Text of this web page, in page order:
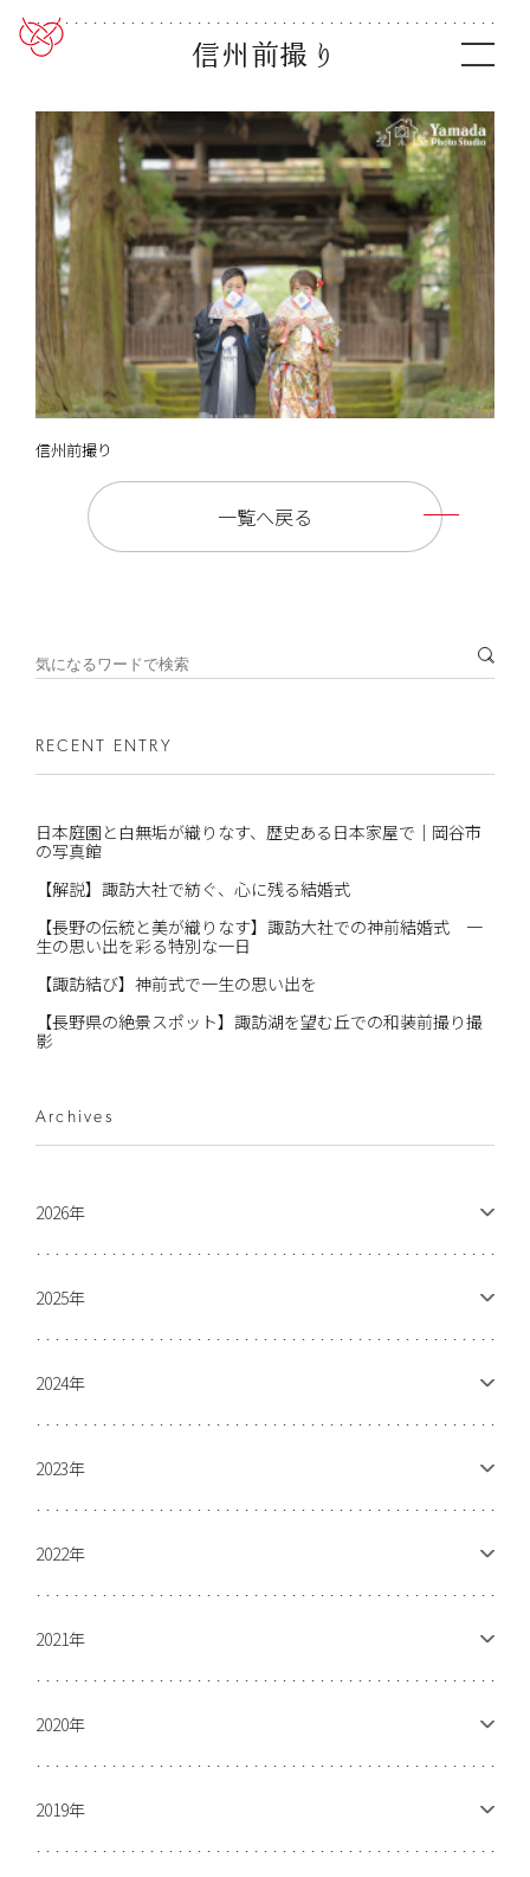
信州前撮り
信州前撮り
一覧へ戻る
RECENT ENTRY
日本庭園と白無垢が織りなす、歴史ある日本家屋で｜岡谷市
の写真館
【解説】諏訪大社で紡ぐ、心に残る結婚式
【長野の伝統と美が織りなす】諏訪大社での神前結婚式 一
生の思い出を彩る特別な一日
【諏訪結び】神前式で一生の思い出を
【長野県の絶景スポット】諏訪湖を望む丘での和装前撮り撮
影
Archives
2026年
2025年
2024年
2023年
2022年
2021年
2020年
2019年